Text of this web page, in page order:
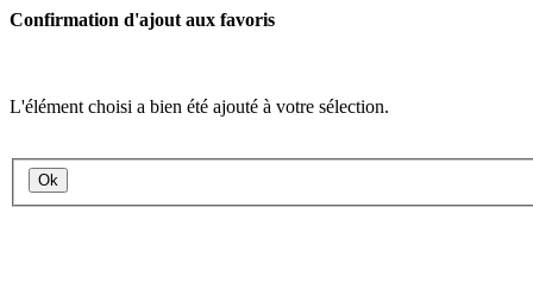
Confirmation d'ajout aux favoris
L'élément choisi a bien été ajouté à votre sélection.